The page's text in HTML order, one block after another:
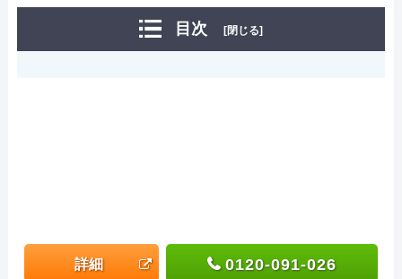
目次 [閉じる]
詳細 0120-091-026